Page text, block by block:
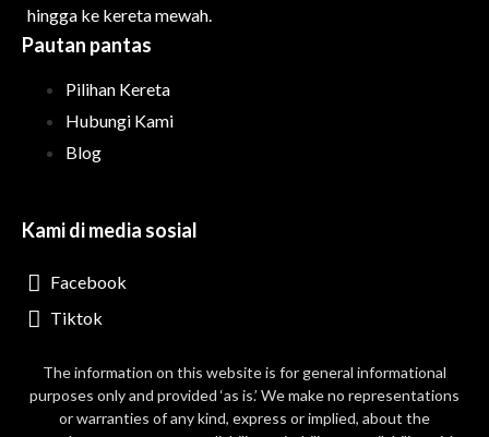
hingga ke kereta mewah.
Pautan pantas
Pilihan Kereta
Hubungi Kami
Blog
Kami di media sosial
Facebook
Tiktok
The information on this website is for general informational
purposes only and provided ‘as is.’ We make no representations
or warranties of any kind, express or implied, about the